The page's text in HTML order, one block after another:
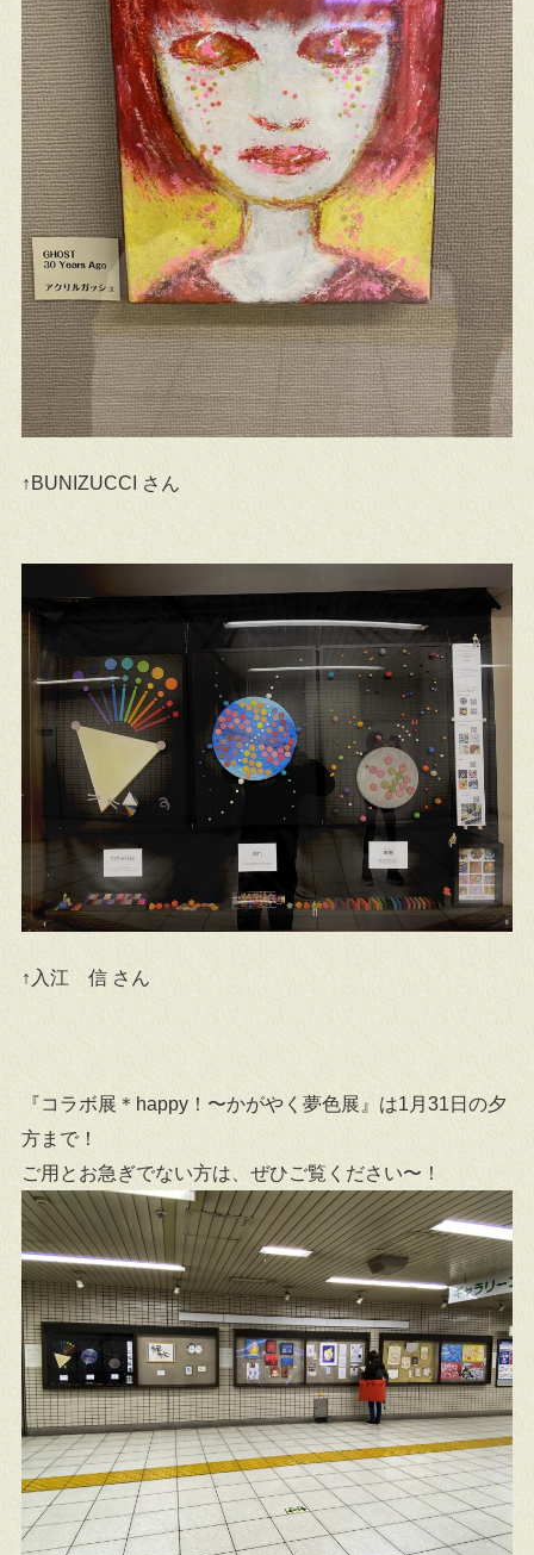
↑BUNIZUCCI さん
↑入江 信 さん
『コラボ展＊happy！〜かがやく夢色展』は1月31日の夕
方まで！
ご用とお急ぎでない方は、ぜひご覧ください〜！